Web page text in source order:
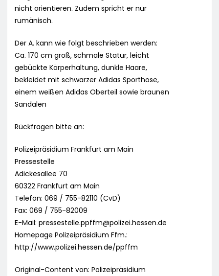
nicht orientieren. Zudem spricht er nur
rumänisch.
Der A. kann wie folgt beschrieben werden:
Ca. 170 cm groß, schmale Statur, leicht
gebückte Körperhaltung, dunkle Haare,
bekleidet mit schwarzer Adidas Sporthose,
einem weißen Adidas Oberteil sowie braunen
Sandalen
Rückfragen bitte an:
Polizeipräsidium Frankfurt am Main
Pressestelle
Adickesallee 70
60322 Frankfurt am Main
Telefon: 069 / 755-82110 (CvD)
Fax: 069 / 755-82009
E-Mail: pressestelle.ppffm@polizei.hessen.de
Homepage Polizeipräsidium Ffm.:
http://www.polizei.hessen.de/ppffm
Original-Content von: Polizeipräsidium